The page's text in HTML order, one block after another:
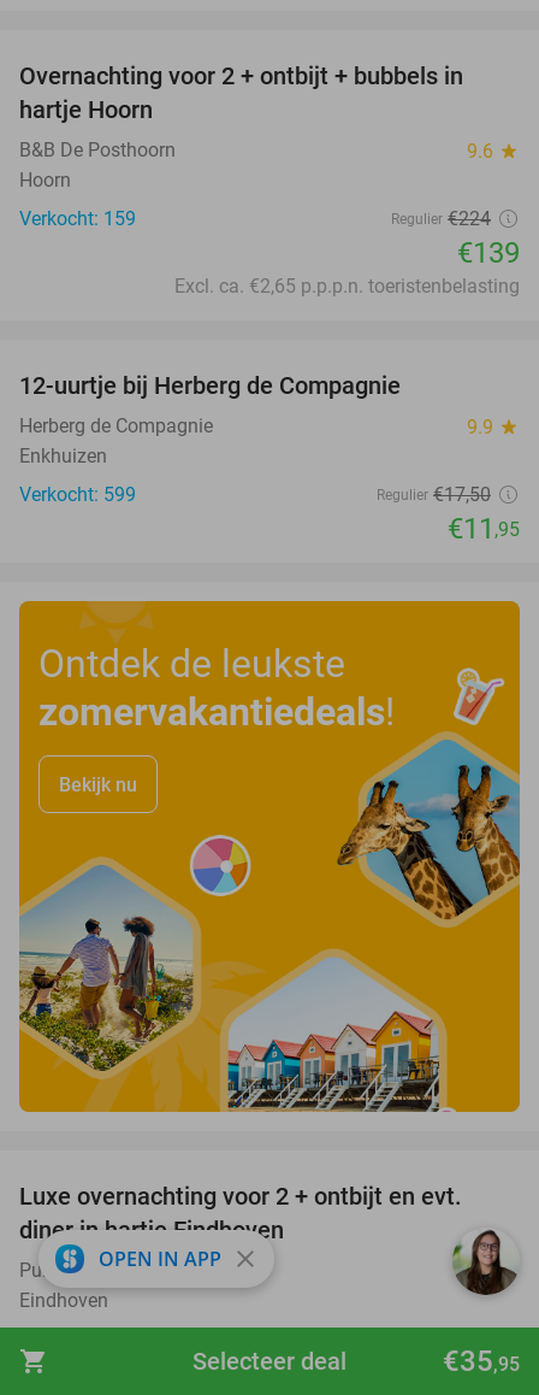
shopping_cart €35,95
Selecteer deal
Overnachting voor 2 + ontbijt + bubbels in
hartje Hoorn
B&B De Posthoorn 9.6 star
Hoorn
Verkocht: 159
Regulier €224
€139
Excl. ca. €2,65 p.p.p.n. toeristenbelasting
12-uurtje bij Herberg de Compagnie
Herberg de Compagnie 9.9 star
Enkhuizen
Verkocht: 599
Regulier €17,50
€11 ,95
Ontdek de leukste
zomervakantiedeals!
Bekijk nu
Luxe overnachting voor 2 + ontbijt en evt.
diner in hartje Eindhoven
Pullman Eindhoven Cocagne 9.8star
Eindhoven
€124
OPEN IN APP close